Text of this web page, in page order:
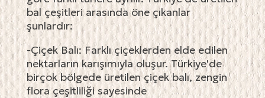
bal çeşitleri arasında öne çıkanlar
şunlardır:
-Çiçek Balı: Farklı çiçeklerden elde edilen
nektarların karışımıyla oluşur. Türkiye'de
birçok bölgede üretilen çiçek balı, zengin
flora çeşitliliği sayesinde